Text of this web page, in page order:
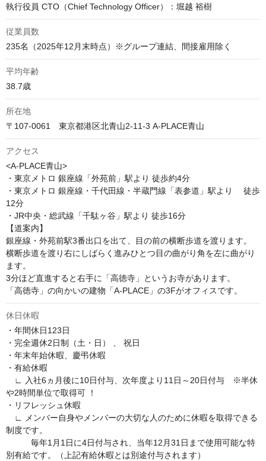
執行役員 CTO（Chief Technology Officer）：堀越 裕樹
従業員数
235名（2025年12月末時点）※グループ連結、間接雇用除く
平均年齢
38.7歳
所在地
〒107-0061　東京都港区北青山2-11-3 A-PLACE青山
アクセス
<A-PLACE青山>
・東京メトロ 銀座線「外苑前」駅より 徒歩約4分
・東京メトロ 銀座線・千代田線・半蔵門線「表参道」駅より 　徒歩
12分
・JR中央・総武線「千駄ヶ谷」駅より 徒歩16分
【道案内】
銀座線・外苑前駅3番出口を出て、目の前の横断歩道を渡ります。
横断歩道を渡り右にしばらく進みひとつ目の曲がり角を左に曲がり
ます。
3分ほど直進すると右手に「高徳寺」というお寺があります。
「高徳寺」の向かいの建物「A-PLACE」の3Fがオフィスです。
休日休暇
・年間休日123日
・完全週休2日制（土・日） 、 祝日
・年末年始休暇、慶弔休暇
・有給休暇
∟ 入社6ヵ月後に10日付与、次年度より11日～20日付与　※半休
や2時間単位で取得可 ！
・リフレッシュ休暇
∟ メンバー自身やメンバーの大切な人のために休暇を取得できる
制度です。
毎年1月1日に4日付与され、当年12月31日まで使用可能な特
別有給です。（上記有給休暇とは別途付与されます）